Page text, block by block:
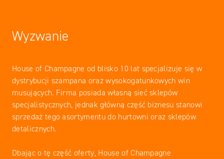
Wyzwanie
House of Champagne od blisko 10 lat specjalizuje się w
dystrybucji szampana oraz wysokogatunkowych win
musujących. Firma posiada własną sieć sklepów
specjalistycznych, jednak główną część biznesu stanowi
sprzedaż tego asortymentu do hurtowni oraz sklepów
detalicznych.
Dbając o tę część oferty, House of Champagne